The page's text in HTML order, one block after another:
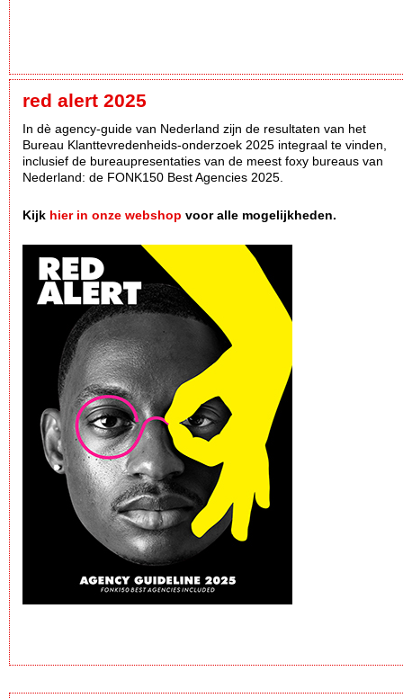
red alert 2025
In dè agency-guide van Nederland zijn de resultaten van het
Bureau Klanttevredenheids-onderzoek 2025 integraal te vinden,
inclusief de bureaupresentaties van de meest foxy bureaus van
Nederland: de FONK150 Best Agencies 2025.
Kijk hier in onze webshop voor alle mogelijkheden.